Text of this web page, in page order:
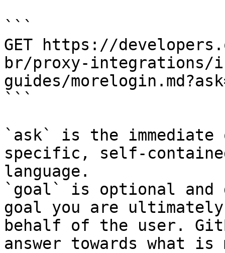
```
GET https://
br/proxy-integrations/
guides/
```
`ask` is the
specific, self-
language.
`goal` is optional and
goal you are
behalf of the user.
answer towards what